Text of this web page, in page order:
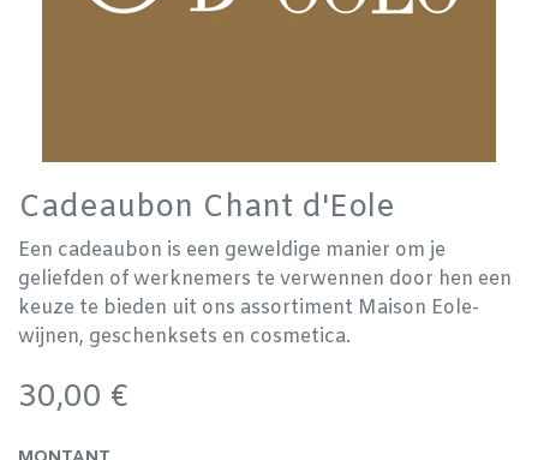
Cadeaubon Chant d'Eole
Een cadeaubon is een geweldige manier om je
geliefden of werknemers te verwennen door hen een
keuze te bieden uit ons assortiment Maison Eole-
wijnen, geschenksets en cosmetica.
30,00 €